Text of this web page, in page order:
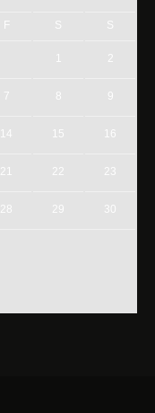
F S S
1 2
7 8 9
14 15 16
21 22 23
28 29 30